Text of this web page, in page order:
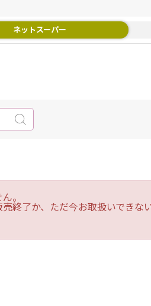
ネットスーパー
。
終了か、ただ今お取扱いできない